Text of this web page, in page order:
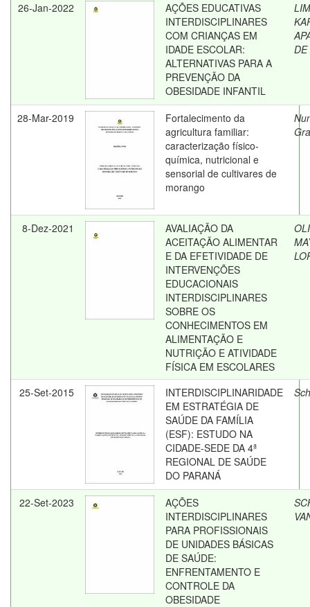
26-Jan-2022
AÇÕES EDUCATIVAS
INTERDISCIPLINARES
COM CRIANÇAS EM
IDADE ESCOLAR:
ALTERNATIVAS PARA A
PREVENÇÃO DA
OBESIDADE INFANTIL
DE
28-Mar-2019
Fortalecimento da
agricultura familiar:
caracterização físico-
química, nutricional e
sensorial de cultivares de
morango
8-Dez-2021
AVALIAÇÃO DA
ACEITAÇÃO ALIMENTAR
E DA EFETIVIDADE DE
INTERVENÇÕES
EDUCACIONAIS
INTERDISCIPLINARES
SOBRE OS
CONHECIMENTOS EM
ALIMENTAÇÃO E
NUTRIÇÃO E ATIVIDADE
FÍSICA EM ESCOLARES
25-Set-2015
INTERDISCIPLINARIDADE
EM ESTRATÉGIA DE
SAÚDE DA FAMÍLIA
(ESF): ESTUDO NA
CIDADE-SEDE DA 4ª
REGIONAL DE SAÚDE
DO PARANÁ
22-Set-2023
AÇÕES
INTERDISCIPLINARES
PARA PROFISSIONAIS
DE UNIDADES BÁSICAS
DE SAÚDE:
ENFRENTAMENTO E
CONTROLE DA
OBESIDADE